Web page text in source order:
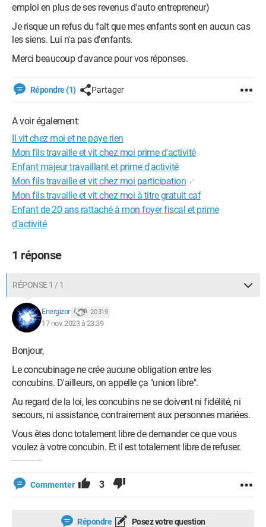
emploi en plus de ses revenus d'auto entrepreneur)
Je risque un refus du fait que mes enfants sont en aucun cas
les siens. Lui n'a pas d'enfants.
Merci beaucoup d'avance pour vos réponses.
Répondre (1) Partager
A voir également:
Il vit chez moi et ne paye rien
Mon fils travaille et vit chez moi prime d'activité
Enfant majeur travaillant et prime d'activité
Mon fils travaille et vit chez moi participation ✓
Mon fils travaille et vit chez moi à titre gratuit caf
Enfant de 20 ans rattaché à mon foyer fiscal et prime
d'activité
1 réponse
RÉPONSE 1 / 1
Energizor 20 319
17 nov. 2023 à 23:39
Bonjour,
Le concubinage ne crée aucune obligation entre les
concubins. D'ailleurs, on appelle ça "union libre".
Au regard de la loi, les concubins ne se doivent ni fidélité, ni
secours, ni assistance, contrairement aux personnes mariées.
Vous êtes donc totalement libre de demander ce que vous
voulez à votre concubin. Et il est totalement libre de refuser.
Commenter 3
Répondre Posez votre question